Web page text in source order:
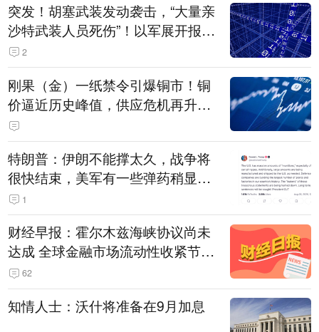
突发！胡塞武装发动袭击，“大量亲
沙特武装人员死伤”！以军展开报复
性空袭
2
刚果（金）一纸禁令引爆铜市！铜
价逼近历史峰值，供应危机再升
级？
特朗普：伊朗不能撑太久，战争将
很快结束，美军有一些弹药稍显紧
张！伊朗公布拟议的海峡管理文本
1
财经早报：霍尔木兹海峡协议尚未
达成 全球金融市场流动性收紧节奏
暂缓
62
知情人士：沃什将准备在9月加息